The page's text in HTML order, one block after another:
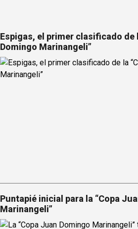
Espigas, el primer clasificado de
Domingo Marinangeli”
Puntapié inicial para la “Copa
Marinangeli”